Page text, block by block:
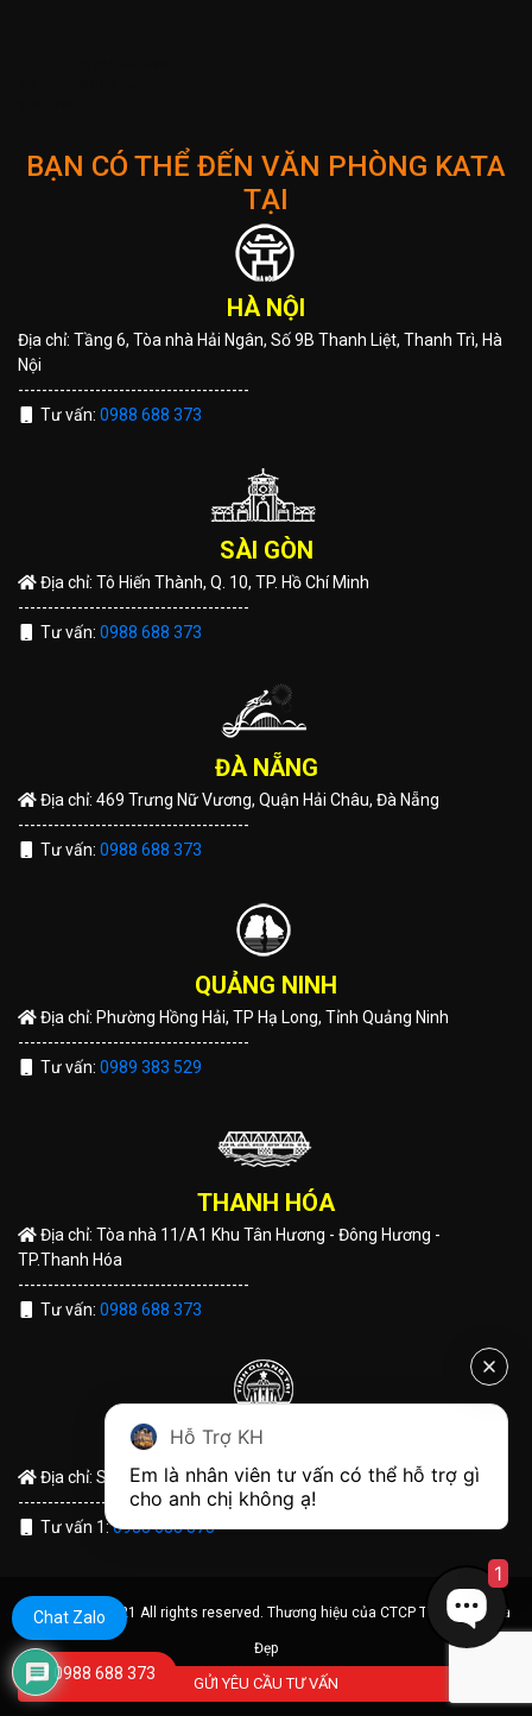
BẠN CÓ THỂ ĐẾN VĂN PHÒNG KATA
TẠI
HÀ NỘI
Địa chỉ: Tầng 6, Tòa nhà Hải Ngân, Số 9B Thanh Liệt, Thanh Trì, Hà
Nội
---------------------------------------
Tư vấn: 0988 688 373
SÀI GÒN
Địa chỉ: Tô Hiến Thành, Q. 10, TP. Hồ Chí Minh
---------------------------------------
Tư vấn: 0988 688 373
ĐÀ NẴNG
Địa chỉ: 469 Trưng Nữ Vương, Quận Hải Châu, Đà Nẵng
---------------------------------------
Tư vấn: 0988 688 373
QUẢNG NINH
Địa chỉ: Phường Hồng Hải, TP Hạ Long, Tỉnh Quảng Ninh
---------------------------------------
Tư vấn: 0989 383 529
THANH HÓA
Địa chỉ: Tòa nhà 11/A1 Khu Tân Hương - Đông Hương -
TP.Thanh Hóa
---------------------------------------
Tư vấn: 0988 688 373
QUẢNG TRỊ
Địa chỉ: Số 191 Hùng Vương - TP Đông Hà - Tỉnh Quảng Trị
---------------------------------------
Tư vấn 1:0988 688 373
© Copyright 2021 All rights reserved. Thương hiệu của CTCP Tập Đoàn Nhà
Đẹp
GỬI YÊU CẦU TƯ VẤN
Chat Zalo
0988 688 373
Hỗ Trợ KH
Em là nhân viên tư vấn có thể hỗ trợ gì
cho anh chị không ạ!
1